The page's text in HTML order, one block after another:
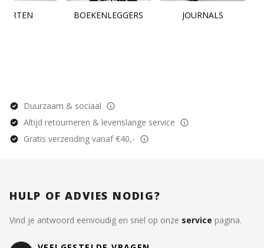
BOEKENLEGGERS JOURNALS
Duurzaam & sociaal
Altijd retourneren & levenslange service
Gratis verzending vanaf €40,-
HULP OF ADVIES NODIG?
Vind je antwoord eenvoudig en snel op onze service pagina.